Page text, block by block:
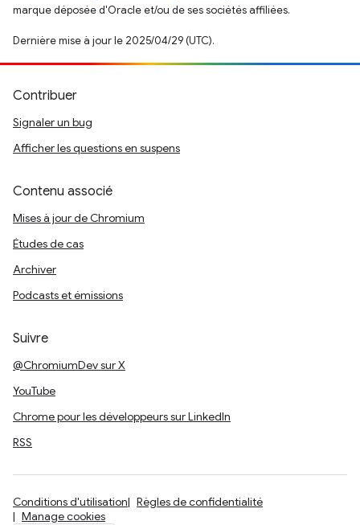
marque déposée d'Oracle et/ou de ses sociétés affiliées.
Dernière mise à jour le 2025/04/29 (UTC).
Contribuer
Signaler un bug
Afficher les questions en suspens
Contenu associé
Mises à jour de Chromium
Études de cas
Archiver
Podcasts et émissions
Suivre
@ChromiumDev sur X
YouTube
Chrome pour les développeurs sur LinkedIn
RSS
Conditions d'utilisation
Règles de confidentialité
Manage cookies